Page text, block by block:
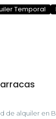
Temporal
de alquiler en